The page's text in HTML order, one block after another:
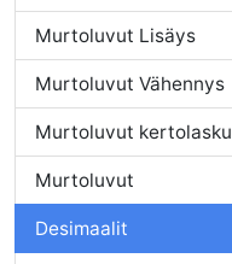
Murtoluvut Lisäys
Murtoluvut Vähennys
Murtoluvut kertolasku
Murtoluvut
Desimaalit